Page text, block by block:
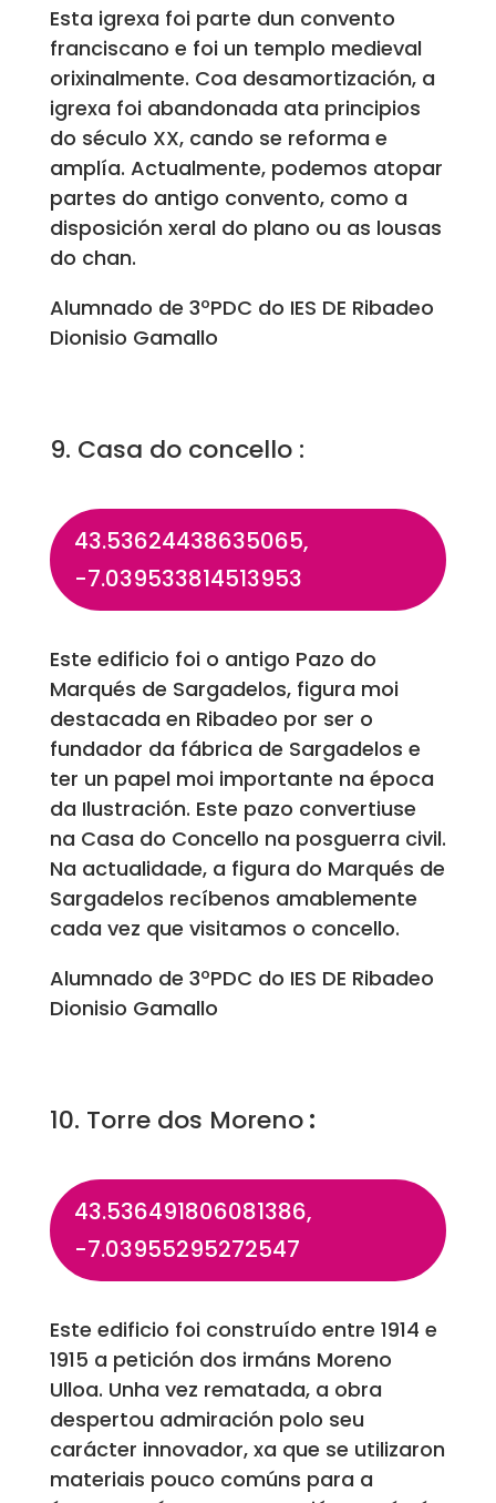
Esta igrexa foi parte dun convento
franciscano e foi un templo medieval
orixinalmente. Coa desamortización, a
igrexa foi abandonada ata principios
do século XX, cando se reforma e
amplía. Actualmente, podemos atopar
partes do antigo convento, como a
disposición xeral do plano ou as lousas
do chan.
Alumnado de 3ºPDC do IES DE Ribadeo
Dionisio Gamallo
9. Casa do concello :
43.53624438635065,
-7.039533814513953
Este edificio foi o antigo Pazo do
Marqués de Sargadelos, figura moi
destacada en Ribadeo por ser o
fundador da fábrica de Sargadelos e
ter un papel moi importante na época
da Ilustración. Este pazo convertiuse
na Casa do Concello na posguerra civil.
Na actualidade, a figura do Marqués de
Sargadelos recíbenos amablemente
cada vez que visitamos o concello.
Alumnado de 3ºPDC do IES DE Ribadeo
Dionisio Gamallo
10. Torre dos Moreno:
43.536491806081386,
-7.03955295272547
Este edificio foi construído entre 1914 e
1915 a petición dos irmáns Moreno
Ulloa. Unha vez rematada, a obra
despertou admiración polo seu
carácter innovador, xa que se utilizaron
materiais pouco comúns para a